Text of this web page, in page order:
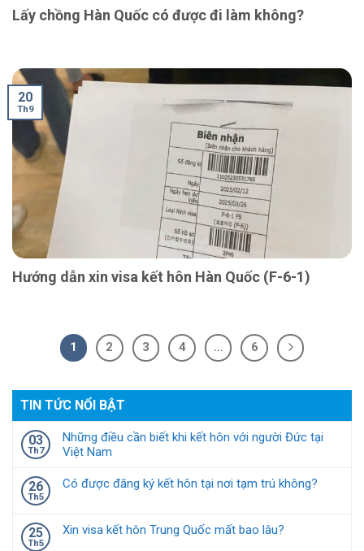
TIN TỨC NỔI BẬT
03
Th7
Những điều cần biết khi kết hôn với người Đức tại
Việt Nam
26
Th5
Có được đăng ký kết hôn tại nơi tạm trú không?
25
Th5
Xin visa kết hôn Trung Quốc mất bao lâu?
Lấy chồng Hàn Quốc có được đi làm không?
Hướng dẫn xin visa kết hôn Hàn Quốc (F-6-1)
20
Th9
1 2 3 4 … 6